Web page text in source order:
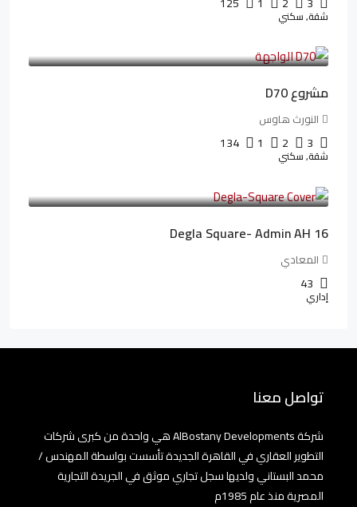
شقة, سكني
3,510,800LE
مشروع D70
النورث هاوس
3
2
1
134
شقة, سكني
3,010,000LE
Degla Square- Admin AH 16
المعادي
43
إداري
تواصل معنا
شركة AlBostany Developments هي واحدة من كبرى شركات
التطوير العقاري في القاهرة الجديدة تأسست بواسطة المهندس /
محمد البستاني ولديها سجل تجاري موثق في الجريدة التجارية
المصرية منذ عام 1985م